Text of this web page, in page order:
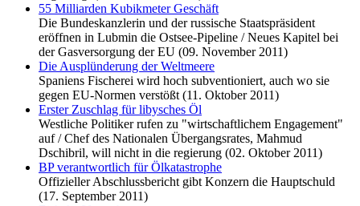
55 Milliarden Kubikmeter Geschäft
Die Bundeskanzlerin und der russische Staatspräsident
eröffnen in Lubmin die Ostsee-Pipeline / Neues Kapitel bei
der Gasversorgung der EU (09. November 2011)
Die Ausplünderung der Weltmeere
Spaniens Fischerei wird hoch subventioniert, auch wo sie
gegen EU-Normen verstößt (11. Oktober 2011)
Erster Zuschlag für libysches Öl
Westliche Politiker rufen zu "wirtschaftlichem Engagement"
auf / Chef des Nationalen Übergangsrates, Mahmud
Dschibril, will nicht in die regierung (02. Oktober 2011)
BP verantwortlich für Ölkatastrophe
Offizieller Abschlussbericht gibt Konzern die Hauptschuld
(17. September 2011)